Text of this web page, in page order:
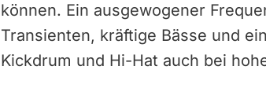
können. Ein ausgewogener
Transienten, kräftige Bässe und
Kickdrum und Hi-Hat auch bei